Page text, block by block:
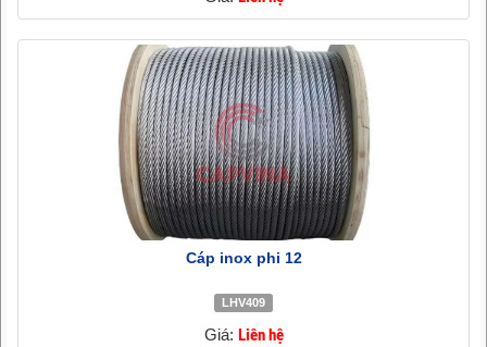
Cáp inox phi 12
LHV409
Giá: Liên hệ